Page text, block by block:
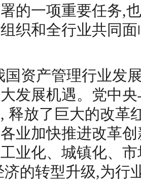
的一项重要任务,
织和全行业共同
资产管理行业发
发展机遇。党中
释放了巨大的改革
业加快推进改革
业化、城镇化、
济的转型升级,为行